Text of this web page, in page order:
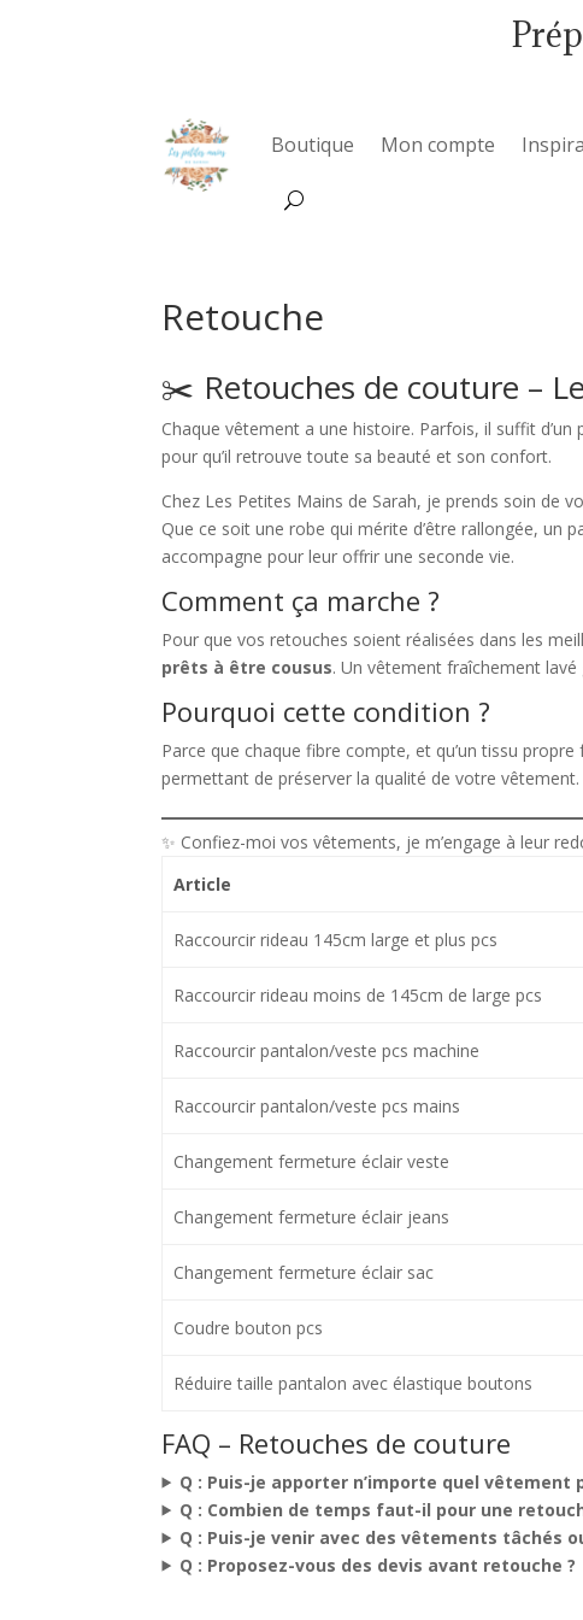
Boutique Mon compte
Retouche
✂️ Retouches de couture –
Chaque vêtement a une histoire. Parfois, il suffit
pour qu’il retrouve toute sa beauté et son confort.
Chez Les Petites Mains de Sarah, je prends soin de
Que ce soit une robe qui mérite d’être rallongée, un
accompagne pour leur offrir une seconde vie.
Comment ça marche ?
Pour que vos retouches soient réalisées dans les
prêts à être cousus. Un vêtement fraîchement
Pourquoi cette condition ?
Parce que chaque fibre compte, et qu’un tissu
permettant de préserver la qualité de votre vêtement.
✨ Confiez-moi vos vêtements, je m’engage à leur
Article
Raccourcir rideau 145cm large et plus pcs
Raccourcir rideau moins de 145cm de large pcs
Raccourcir pantalon/veste pcs machine
Raccourcir pantalon/veste pcs mains
Changement fermeture éclair veste
Changement fermeture éclair jeans
Changement fermeture éclair sac
Coudre bouton pcs
Réduire taille pantalon avec élastique boutons
FAQ – Retouches de couture
Q : Puis-je apporter n’importe quel vêtement
Q : Combien de temps faut-il pour une
Q : Puis-je venir avec des vêtements tâchés
Q : Proposez-vous des devis avant retouche ?